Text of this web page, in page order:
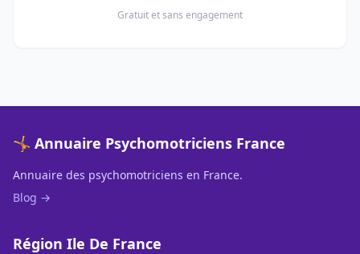
Gratuit et sans engagement
🤸 Annuaire Psychomotriciens France
Annuaire des psychomotriciens en France.
Blog →
Région Ile De France